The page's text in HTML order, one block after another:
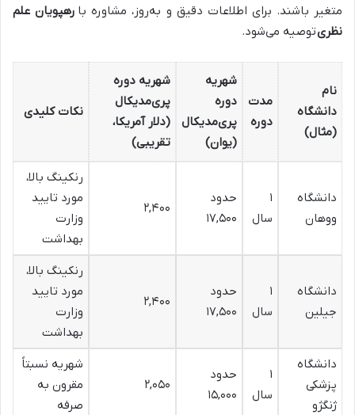
متغیر باشند. برای اطلاعات دقیق و به‌روز، مشاوره با رهپویان علم
نظریتوصیه می‌شود.
نام
دانشگاه
(مثال)
مدت
دوره
شهریه
دوره
پری‌مدیکال
(یوان)
شهریه دوره
پری‌مدیکال
(دلار آمریکا،
تقریبی)
نکات کلیدی
دانشگاه
ووهان
۱
سال
حدود
۱۷,۵۰۰
۲,۴۰۰
رنکینگ بالا،
مورد تایید
وزارت
بهداشت
دانشگاه
جیلین
۱
سال
حدود
۱۷,۵۰۰
۲,۴۰۰
رنکینگ بالا،
مورد تایید
وزارت
بهداشت
دانشگاه
پزشکی
ژنگژو
۱
سال
حدود
۱۵,۰۰۰
۲,۰۵۰
شهریه نسبتاً
مقرون به
صرفه